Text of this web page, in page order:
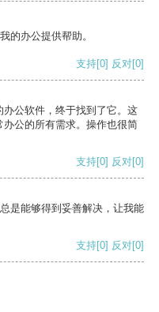
的办公提供帮助。
支持[0] 反对[0]
公软件，终于找到了它。这
公的所有需求。操作也很简
支持[0] 反对[0]
是能够得到妥善解决，让我能
支持[0] 反对[0]